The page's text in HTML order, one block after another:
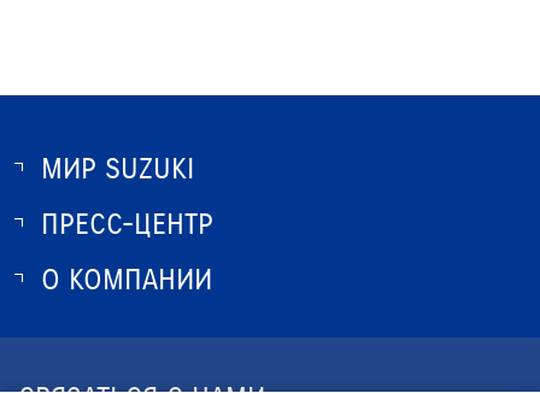
МИР SUZUKI
О SUZUKI
ПРЕСС-ЦЕНТР
НОВОСТИ
О КОМПАНИИ